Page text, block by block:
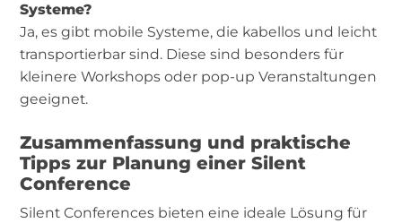
Systeme?
Ja, es gibt mobile Systeme, die kabellos und leicht
transportierbar sind. Diese sind besonders für
kleinere Workshops oder pop-up Veranstaltungen
geeignet.
Zusammenfassung und praktische
Tipps zur Planung einer Silent
Conference
Silent Conferences bieten eine ideale Lösung für